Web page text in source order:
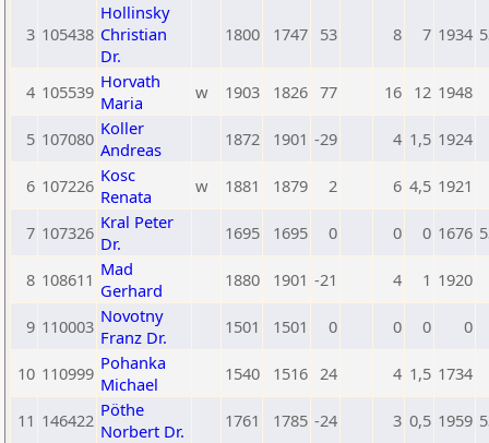
3 105438
Hollinsky
Christian
Dr.
1800 1747 53 8 7 1934
4 105539 Horvath
Maria
w 1903 1826 77 16 12 1948
5 107080 Koller
Andreas
1872 1901 -29 4 1,5 1924
6 107226 Kosc
Renata
w 1881 1879 2 6 4,5 1921
7 107326 Kral Peter
Dr.
1695 1695 0 0 0 1676
8 108611 Mad
Gerhard
1880 1901 -21 4 1 1920
9 110003 Novotny
Franz Dr.
1501 1501 0 0 0 0
10 110999 Pohanka
Michael
1540 1516 24 4 1,5 1734
11 146422 Pöthe
Norbert Dr.
1761 1785 -24 3 0,5 1959